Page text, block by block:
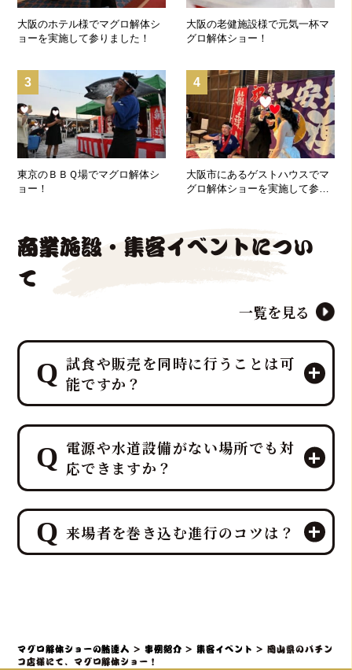
大阪のホテル様でマグロ解体シ
ョーを実施して参りました！
大阪の老健施設様で元気一杯マ
グロ解体ショー！
3
東京のＢＢＱ場でマグロ解体シ
ョー！
4
大阪市にあるゲストハウスでマ
グロ解体ショーを実施して参り
商業施設・集客イベントについ
て
一覧を見る
試食や販売を同時に行うことは可
能ですか？
エンターテイメントとして楽しんでい
ただいた後、その場で最高の贅沢を味
わう「試食」と、イベント後の楽しみ
を提供する「販売」を同時に行うこと
が可能です。
特に集客イベントや法人宴会では、こ
の「試食＆販売」の組み合わせが、イ
電源や水道設備がない場所でも対
応できますか？
ご安心ください。出張ケータリング日
本一、ケータリング部門実績No.1を誇
るプロ集団である鮪達人は、電源や水
の実施実績があります。
来場者を巻き込む進行のコツは？
ーテイメントとして昇華させるプロの
マグロ解体ショーの鮪達人 > 事例紹介 >集客イベント >岡山県のパチン
コ店様にて、マグロ解体ショー！